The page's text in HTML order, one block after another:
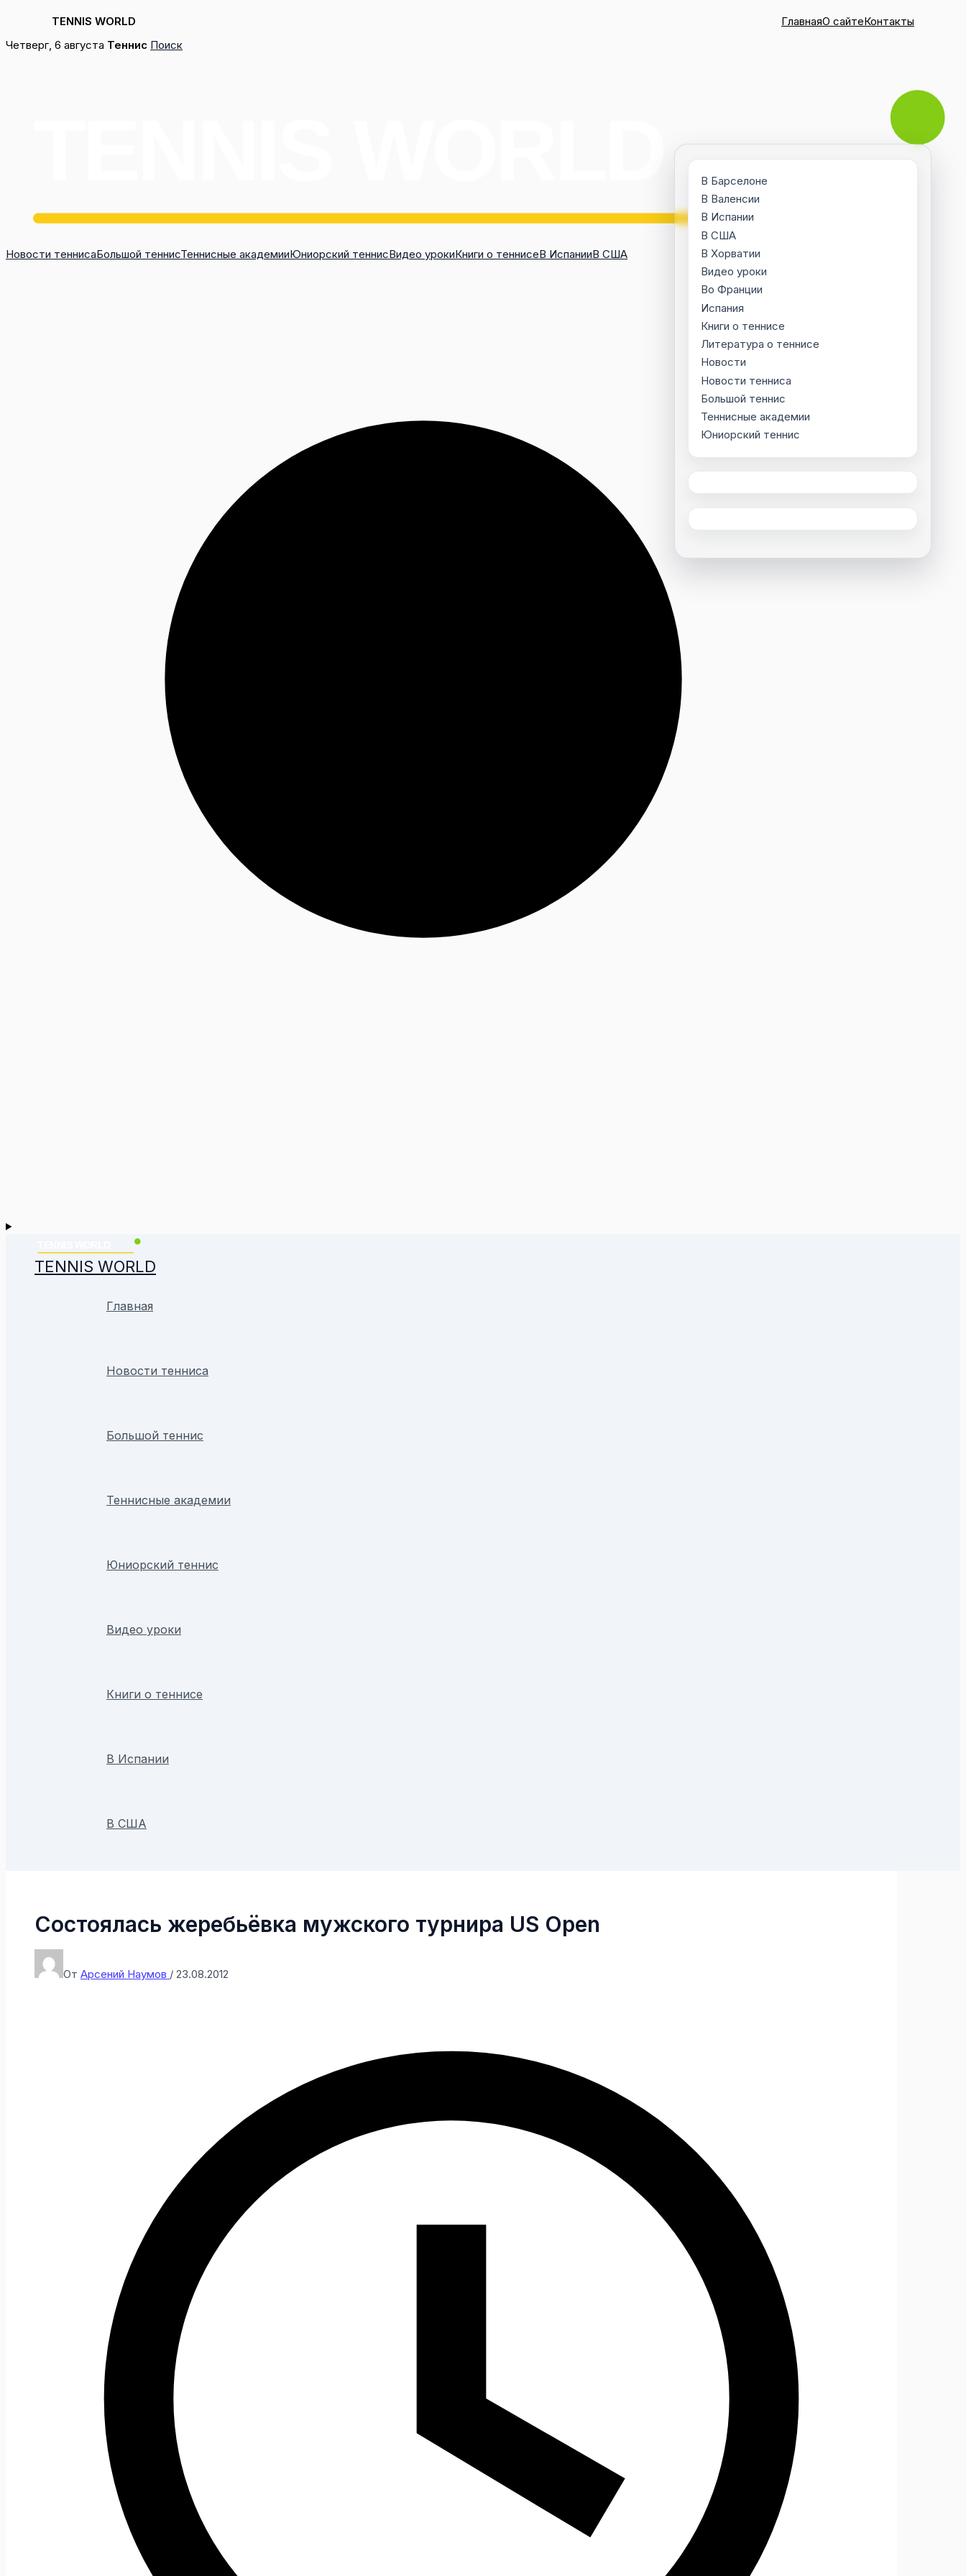
TENNIS WORLD ГлавнаяО сайтеКонтакты
Перейти
Четверг, 6 августа Теннис Поиск
Новости теннисаБольшой теннисТеннисные академииЮниорский теннисВидео урокиКниги о теннисеВ ИспанииВ США
TENNIS WORLD
Главная
Новости тенниса
Большой теннис
Теннисные академии
Юниорский теннис
Видео уроки
Книги о теннисе
В Испании
В США
Состоялась жеребьёвка мужского турнира US Open
От Арсений Наумов / 23.08.2012
В Барселоне
В Валенсии
В Испании
В США
В Хорватии
Видео уроки
Во Франции
Испания
Книги о теннисе
Литература о теннисе
Новости
Новости тенниса
Большой теннис
Теннисные академии
Юниорский теннис